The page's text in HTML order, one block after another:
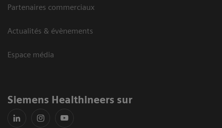
Partenaires commerciaux
Actualités & évènements
Espace média
Siemens Healthineers sur